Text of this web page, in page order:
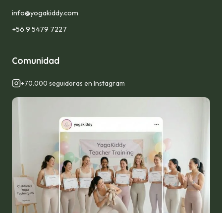
info@yogakiddy.com
+56 9 5479 7227
Comunidad
+70.000 seguidoras en Instagram